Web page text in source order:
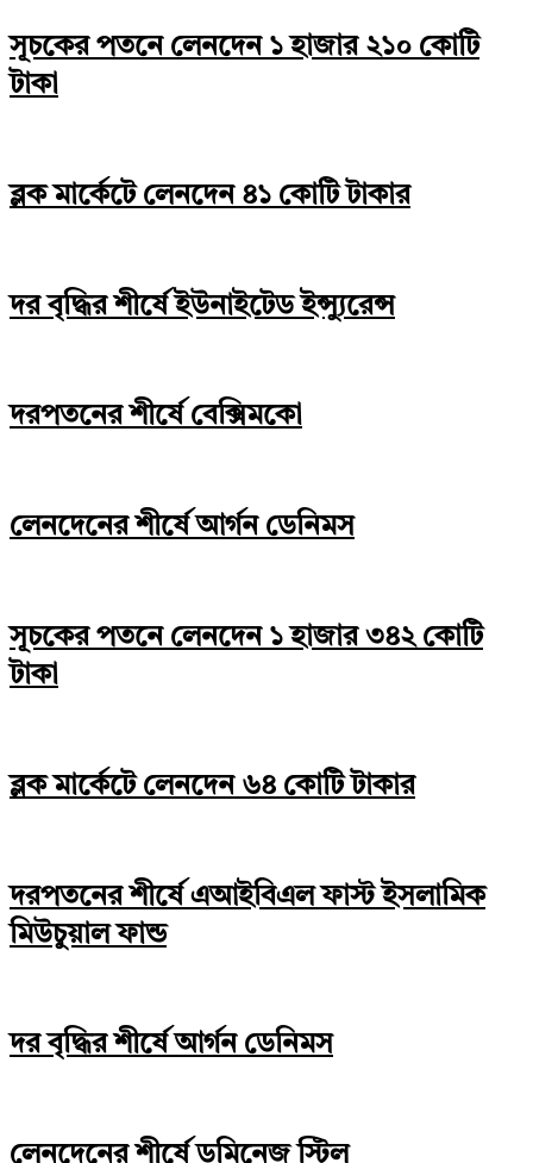
সূচকের পতনে লেনদেন ১ হাজার ২১০ কোটি
টাকা
ব্লক মার্কেটে লেনদেন ৪১ কোটি টাকার
দর বৃদ্ধির শীর্ষে ইউনাইটেড ইন্স্যুরেন্স
দরপতনের শীর্ষে বেক্সিমকো
লেনদেনের শীর্ষে আর্গন ডেনিমস
সূচকের পতনে লেনদেন ১ হাজার ৩৪২ কোটি
টাকা
ব্লক মার্কেটে লেনদেন ৬৪ কোটি টাকার
দরপতনের শীর্ষে এআইবিএল ফাস্ট ইসলামিক
মিউচুয়াল ফান্ড
দর বৃদ্ধির শীর্ষে আর্গন ডেনিমস
লেনদেনের শীর্ষে ডমিনেজ স্টিল